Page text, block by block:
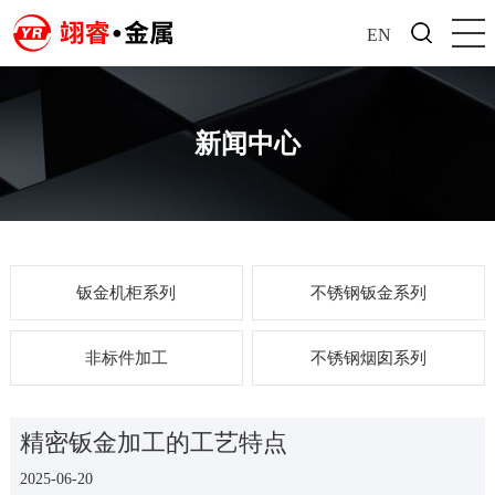
EN
新闻中心
钣金机柜系列 不锈钢钣金系列
非标件加工 不锈钢烟囱系列
精密钣金加工的工艺特点
2025-06-20